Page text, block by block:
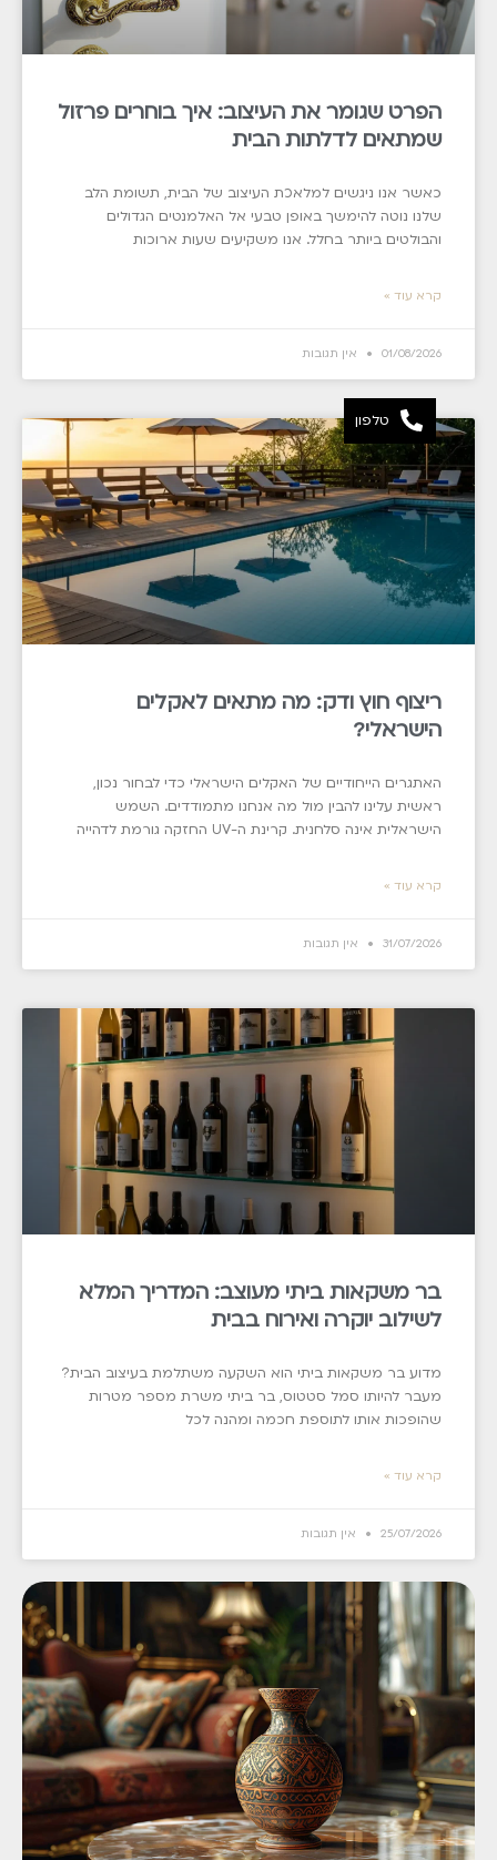
הפרט שגומר את העיצוב: איך בוחרים פרזול
שמתאים לדלתות הבית
כאשר אנו ניגשים למלאכת העיצוב של הבית, תשומת הלב
שלנו נוטה להימשך באופן טבעי אל האלמנטים הגדולים
והבולטים ביותר בחלל. אנו משקיעים שעות ארוכות
קרא עוד »
01/08/2026 אין תגובות
ריצוף חוץ ודק: מה מתאים לאקלים
הישראלי?
האתגרים הייחודיים של האקלים הישראלי כדי לבחור נכון,
ראשית עלינו להבין מול מה אנחנו מתמודדים. השמש
הישראלית אינה סלחנית. קרינת ה-UV החזקה גורמת לדהייה
קרא עוד »
31/07/2026 אין תגובות
בר משקאות ביתי מעוצב: המדריך המלא
לשילוב יוקרה ואירוח בבית
מדוע בר משקאות ביתי הוא השקעה משתלמת בעיצוב הבית?
מעבר להיותו סמל סטטוס, בר ביתי משרת מספר מטרות
שהופכות אותו לתוספת חכמה ומהנה לכל
קרא עוד »
25/07/2026 אין תגובות
טלפון